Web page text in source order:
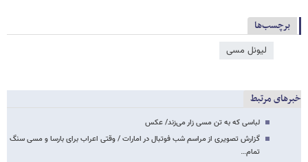
برچسب‌ها
لیونل مسی
خبرهای مرتبط
لباسی که به تن مسی زار می‌زند/ عکس
گزارش تصویری از مراسم شب فوتبال در امارات / وقتی اعراب برای بارسا و مسی سنگ
تمام…